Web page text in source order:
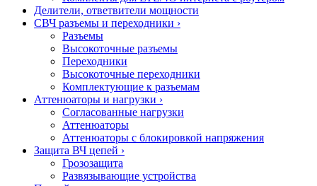
Делители, ответвители мощности
СВЧ разъемы и переходники ›
Разъемы
Высокоточные разъемы
Переходники
Высокоточные переходники
Комплектующие к разъемам
Аттенюаторы и нагрузки ›
Согласованные нагрузки
Аттенюаторы
Аттенюаторы с блокировкой напряжения
Защита ВЧ цепей ›
Грозозащита
Развязывающие устройства